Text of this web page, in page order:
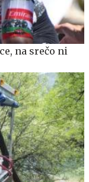
na srečo ni